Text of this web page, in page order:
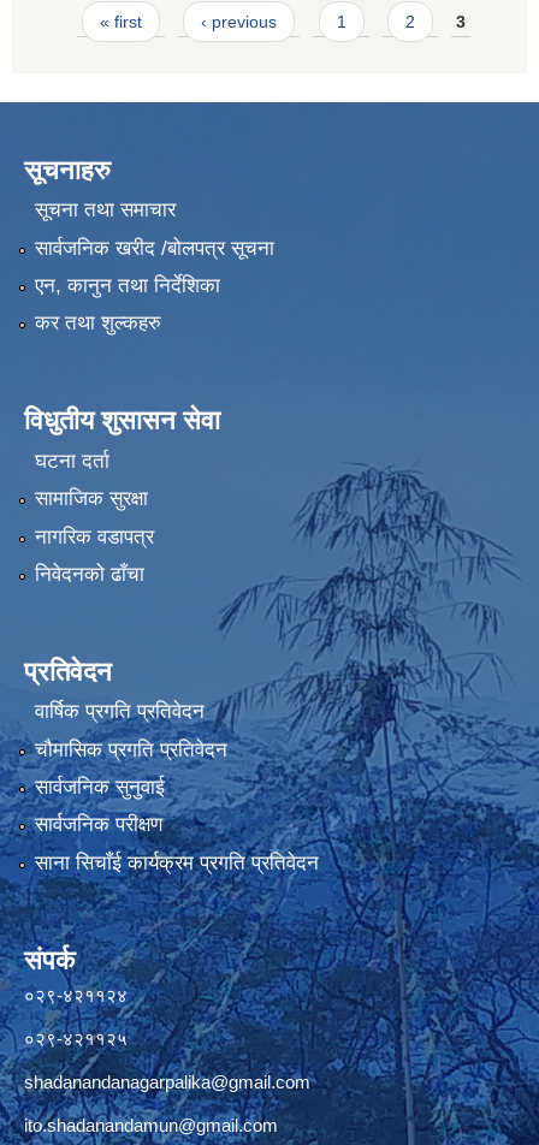
Pages
« first ‹ previous 1 2 3
सूचनाहरु
सूचना तथा समाचार
सार्वजनिक खरीद /बोलपत्र सूचना
एन, कानुन तथा निर्देशिका
कर तथा शुल्कहरु
विधुतीय शुसासन सेवा
घटना दर्ता
सामाजिक सुरक्षा
नागरिक वडापत्र
निवेदनको ढाँचा
प्रतिवेदन
वार्षिक प्रगति प्रतिवेदन
चौमासिक प्रगति प्रतिवेदन
सार्वजनिक सुनुवाई
सार्वजनिक परीक्षण
साना सिचाँई कार्यक्रम प्रगति प्रतिवेदन
संपर्क
०२९-४२११२४
०२९-४२११२५
shadanandanagarpalika@gmail.com
ito.shadanandamun@gmail.com